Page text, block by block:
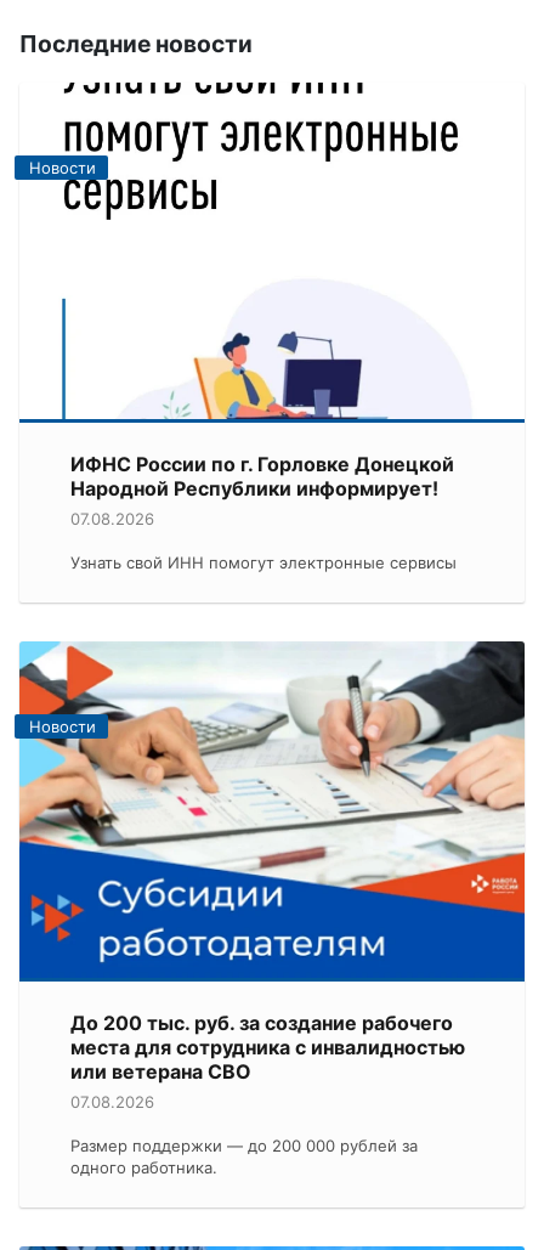
Последние новости
Новости
ИФНС России по г. Горловке Донецкой
Народной Республики информирует!
07.08.2026
Узнать свой ИНН помогут электронные сервисы
Новости
До 200 тыс. руб. за создание рабочего
места для сотрудника с инвалидностью
или ветерана СВО
07.08.2026
Размер поддержки — до 200 000 рублей за
одного работника.